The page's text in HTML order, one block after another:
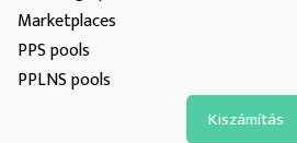
Marketplaces
PPS pools
PPLNS pools